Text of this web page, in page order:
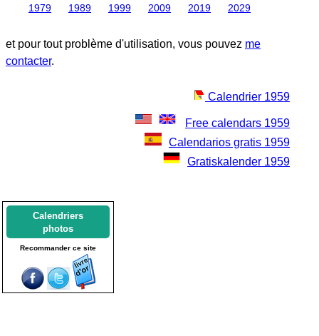
1979
1989
1999
2009
2019
2029
et pour tout problème d'utilisation, vous pouvez me
contacter.
Calendrier 1959
Free calendars 1959
Calendarios gratis 1959
Gratiskalender 1959
Calendriers
photos
Recommander ce site